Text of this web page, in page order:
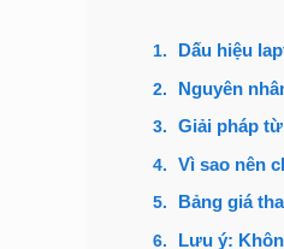
Dấu hiệu
Nguyên
Giải pháp
Vì sao nên
Bảng giá
Lưu ý: